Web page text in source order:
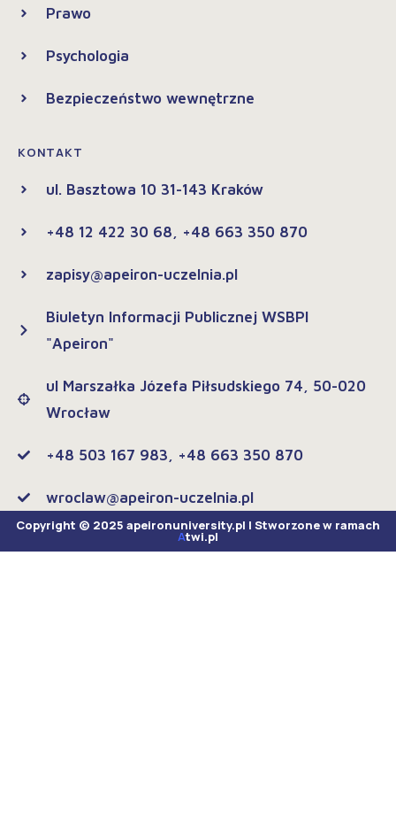
Prawo
Psychologia
Bezpieczeństwo wewnętrzne
KONTAKT
ul. Basztowa 10 31-143 Kraków
+48 12 422 30 68, +48 663 350 870
zapisy@apeiron-uczelnia.pl
Biuletyn Informacji Publicznej WSBPI
"Apeiron"
ul Marszałka Józefa Piłsudskiego 74, 50-020
Wrocław
+48 503 167 983, +48 663 350 870
wroclaw@apeiron-uczelnia.pl
Copyright © 2025 apeironuniversity.pl | Stworzone w ramach
Atwi.pl